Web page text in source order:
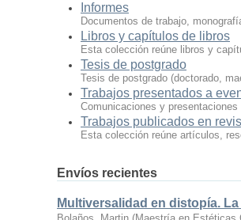
Informes
Documentos de trabajo,
Libros y capítulos de libros
Esta colección reúne libros y
Tesis de postgrado
Tesis de postgrado (doctorado,
Trabajos presentados a
Comunicaciones y
Trabajos publicados en
Esta colección reúne artículos,
Envíos recientes
Multiversalidad en distopía.